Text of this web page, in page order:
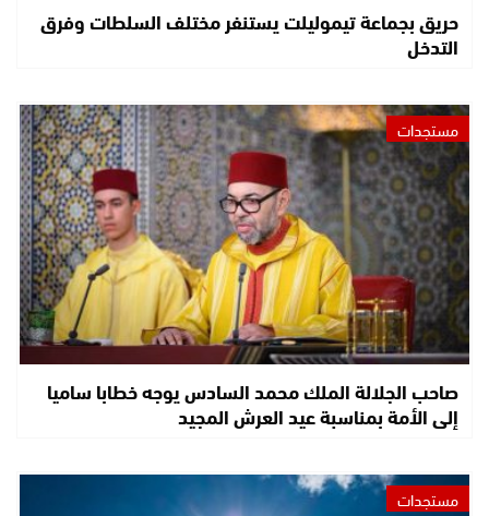
حريق بجماعة تيموليلت يستنفر مختلف السلطات وفرق
التدخل
مستجدات
صاحب الجلالة الملك محمد السادس يوجه خطابا ساميا
إلى الأمة بمناسبة عيد العرش المجيد
مستجدات